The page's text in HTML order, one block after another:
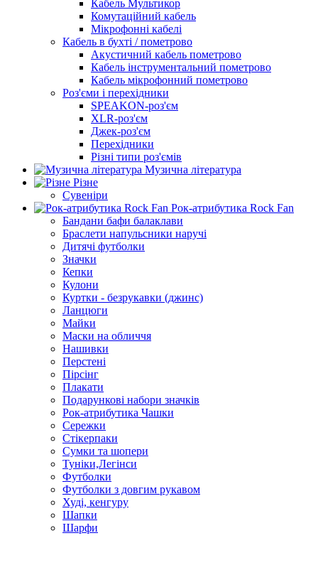
Кабель Мультикор
Комутаційний кабель
Мікрофонні кабелі
Кабель в бухті / пометрово
Акустичний кабель пометрово
Кабель інструментальний пометрово
Кабель мікрофонний пометрово
Роз'єми і перехідники
SPEAKON-роз'єм
XLR-роз'єм
Джек-роз'єм
Перехідники
Різні типи роз'ємів
Музична література
Різне
Сувеніри
Рок-атрибутика Rock Fan
Бандани бафи балаклави
Браслети напульсники наручі
Дитячі футболки
Значки
Кепки
Кулони
Куртки - безрукавки (джинс)
Ланцюги
Майки
Маски на обличчя
Нашивки
Перстені
Пірсінг
Плакати
Подарункові набори значків
Рок-атрибутика Чашки
Сережки
Стікерпаки
Сумки та шопери
Туніки,Легінси
Футболки
Футболки з довгим рукавом
Худі, кенгуру
Шапки
Шарфи